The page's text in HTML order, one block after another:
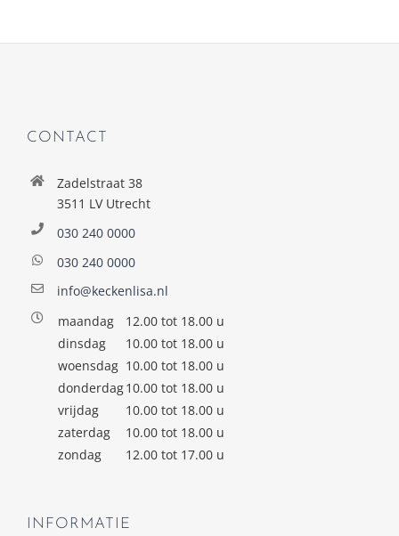
CONTACT
Zadelstraat 38
3511 LV Utrecht
030 240 0000
030 240 0000
info@keckenlisa.nl
maandag
12.00 tot 18.00 u
dinsdag
10.00 tot 18.00 u
woensdag 10.00 tot 18.00 u
donderdag10.00 tot 18.00 u
vrijdag
10.00 tot 18.00 u
zaterdag
10.00 tot 18.00 u
zondag
12.00 tot 17.00 u
INFORMATIE